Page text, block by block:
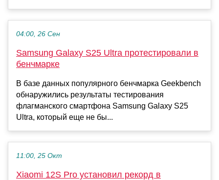
04:00, 26 Сен
Samsung Galaxy S25 Ultra протестировали в
бенчмарке
В базе данных популярного бенчмарка Geekbench
обнаружились результаты тестирования
флагманского смартфона Samsung Galaxy S25
Ultra, который еще не бы...
11:00, 25 Окт
Xiaomi 12S Pro установил рекорд в